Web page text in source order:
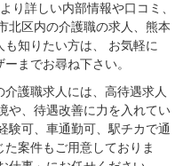
り詳しい内部情報や口コミ、
北区内の介護職の求人、熊本
知りたい方は、 お気軽に
までお尋ね下さい。
護職求人には、高待遇求人
や、待遇改善に力を入れてい
験可、車通勤可、駅チカで通
案件もご用意しておりま